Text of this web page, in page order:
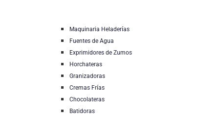
Maquinaria Heladerías
Fuentes de Agua
Exprimidores de Zumos
Horchateras
Granizadoras
Cremas Frías
Chocolateras
Batidoras